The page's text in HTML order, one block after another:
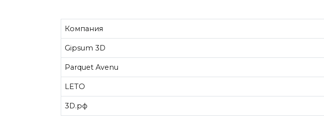
Компания
Gipsum 3D
Parquet Avenu
LETO
3D.рф